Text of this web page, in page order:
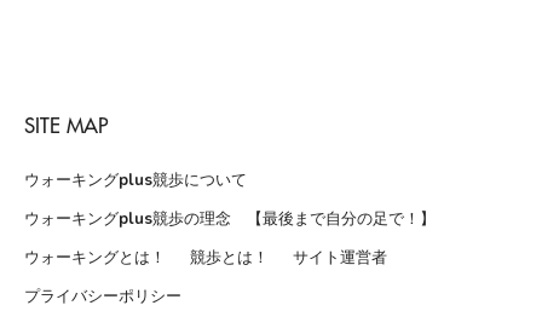
SITE MAP
ウォーキングplus競歩について
ウォーキングplus競歩の理念 【最後まで自分の足で！】
ウォーキングとは！
競歩とは！
サイト運営者
プライバシーポリシー